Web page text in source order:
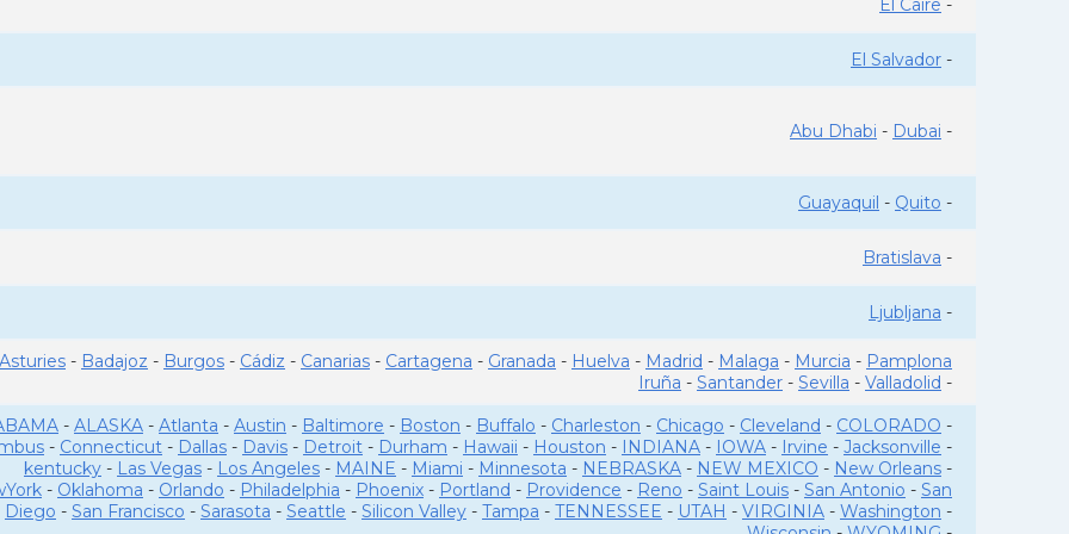
El Caire -
El Salvador -
Abu Dhabi - Dubai -
Guayaquil - Quito -
Bratislava -
Ljubljana -
Asturies - Badajoz - Burgos - Cádiz - Canarias - Cartagena - Granada - Huelva - Madrid - Malaga - Murcia - Pamplona
Iruña - Santander - Sevilla - Valladolid -
- ALASKA - Atlanta - Austin - Baltimore - Boston - Buffalo - Charleston - Chicago - Cleveland - COLORADO -
- Connecticut - Dallas - Davis - Detroit - Durham - Hawaii - Houston - INDIANA - IOWA - Irvine - Jacksonville -
kentucky - Las Vegas - Los Angeles - MAINE - Miami - Minnesota - NEBRASKA - NEW MEXICO - New Orleans -
- Oklahoma - Orlando - Philadelphia - Phoenix - Portland - Providence - Reno - Saint Louis - San Antonio - San
Diego - San Francisco - Sarasota - Seattle - Silicon Valley - Tampa - TENNESSEE - UTAH - VIRGINIA - Washington -